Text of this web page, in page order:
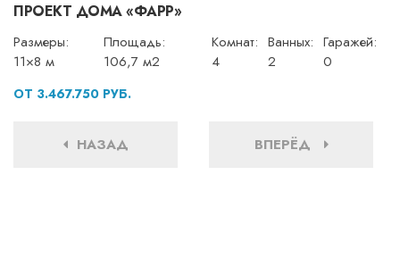
ПРОЕКТ ДОМА «ФАРР»
Размеры:
11×8 м
Площадь:
106,7 м2
Комнат:
4
Ванных:
2
Гаражей:
0
ОТ 3.467.750 РУБ.
НАЗАД ВПЕРЁД